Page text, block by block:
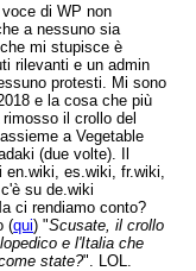
di WP non
a nessuno sia
mi stupisce è
rilevanti e un admin
protesti. Mi sono
e la cosa che più
il crollo del
a Vegetable
(due volte). Il
es.wiki, fr.wiki,
su de.wiki
ci rendiamo conto?
(qui) "Scusate, il crollo
e l'Italia che
state?". LOL.